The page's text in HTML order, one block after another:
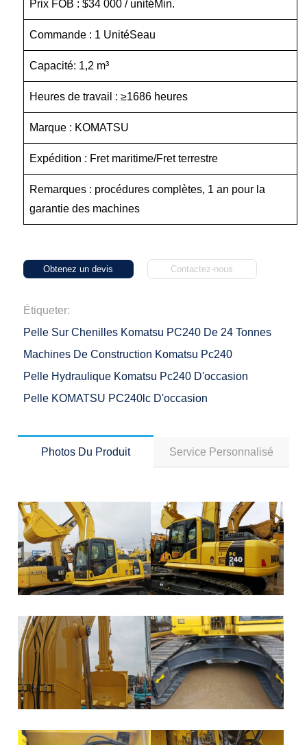
Prix FOB : $34 000 / unitéMin.
Commande : 1 UnitéSeau
Capacité: 1,2 m³
Heures de travail : ≥1686 heures
Marque : KOMATSU
Expédition : Fret maritime/Fret terrestre
Remarques : procédures complètes, 1 an pour la
garantie des machines
Obtenez un devis Contactez-nous
Étiqueter:
Pelle Sur Chenilles Komatsu PC240 De 24 Tonnes
Machines De Construction Komatsu Pc240
Pelle Hydraulique Komatsu Pc240 D'occasion
Pelle KOMATSU PC240lc D'occasion
Photos Du Produit Service Personnalisé